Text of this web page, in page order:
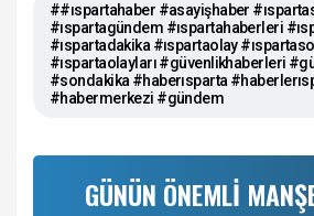
##ıspartahaber #asayişhaber
#ıspartagündem #ıspartahaberleri
#ıspartadakika #ıspartaolay
#ıspartaolayları #güvenlikhaberleri
#sondakika #haberısparta
#habermerkezi #gündem
GÜNÜN ÖNEMLİ